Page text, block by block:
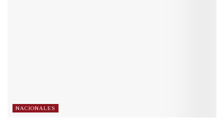
NACIONALES